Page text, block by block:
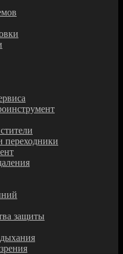
переходники
защиты